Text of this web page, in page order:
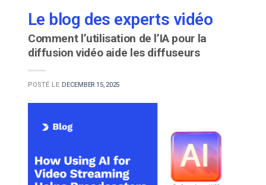
Le blog des experts vidéo
Comment l’utilisation de l’IA pour la
diffusion vidéo aide les diffuseurs
POSTÉ LE DECEMBER 15, 2025